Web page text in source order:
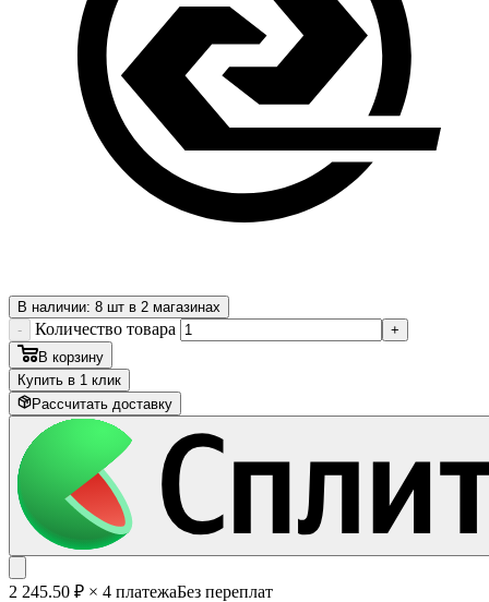
В наличии: 8 шт в 2 магазинах
-
Количество товара
+
В корзину
Купить в 1 клик
Рассчитать доставку
2 245.50 ₽ × 4 платежаБез переплат